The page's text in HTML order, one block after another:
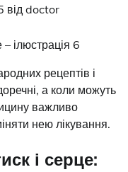
від doctor
рецептів і
а коли можуть
важливо
нею лікування.
і серце: